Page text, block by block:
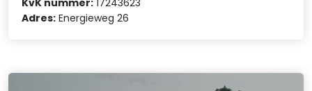
KvK nummer: 17243623
Adres: Energieweg 26